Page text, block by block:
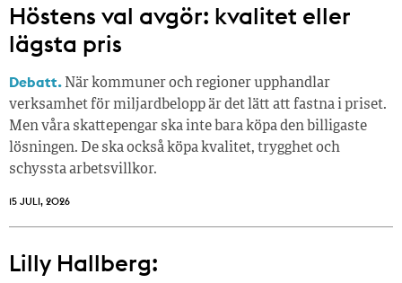
Höstens val avgör: kvalitet eller
lägsta pris
Debatt. När kommuner och regioner upphandlar
verksamhet för miljardbelopp är det lätt att fastna i priset.
Men våra skattepengar ska inte bara köpa den billigaste
lösningen. De ska också köpa kvalitet, trygghet och
schyssta arbetsvillkor.
15 JULI, 2026
Lilly Hallberg: